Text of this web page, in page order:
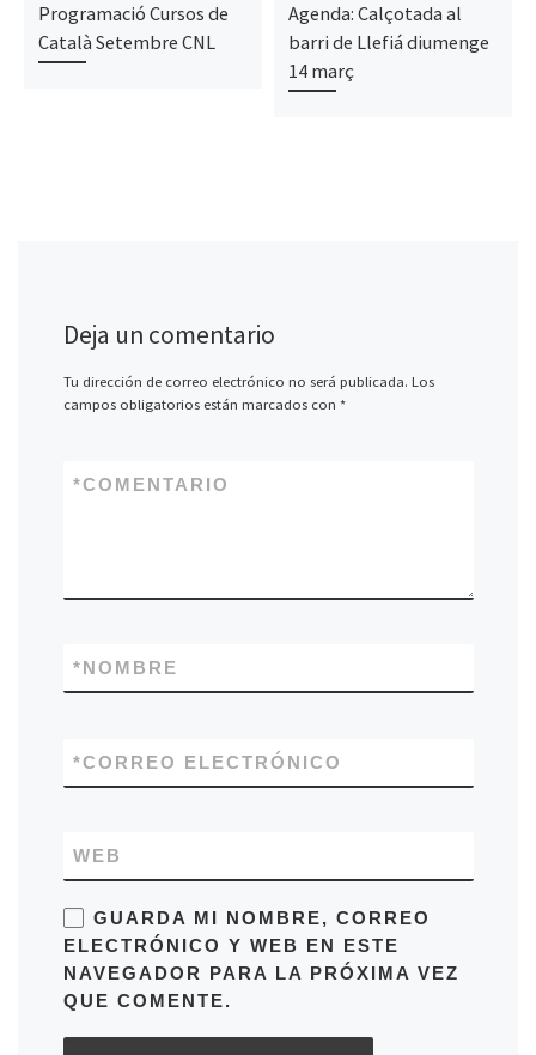
Programació Cursos de
Català Setembre CNL
Agenda: Calçotada al
barri de Llefiá diumenge
14 març
Deja un comentario
Tu dirección de correo electrónico no será publicada. Los
campos obligatorios están marcados con *
COMENTARIO
*
NOMBRE
*
CORREO ELECTRÓNICO
*
WEB
GUARDA MI NOMBRE, CORREO
ELECTRÓNICO Y WEB EN ESTE
NAVEGADOR PARA LA PRÓXIMA VEZ
QUE COMENTE.